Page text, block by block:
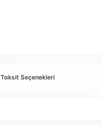
Taksit Seçenekleri